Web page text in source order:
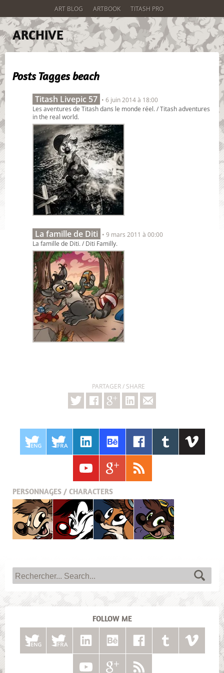
ART BLOG ARTBOOK TITASH PRO
ARCHIVE
Posts Taggesbeach
Titash Livepic 57 • 6 juin 2014 à 18:00
Les aventures de Titash dans le monde réel. / Titash adventures
in the real world.
La famille de Diti
• 9 mars 2011 à 00:00
La famille de Diti. / Diti Familly.
PARTAGER / SHARE
PERSONNAGES / CHARACTERS
Titash Pistash Pucky Krabouille
FOLLOW ME